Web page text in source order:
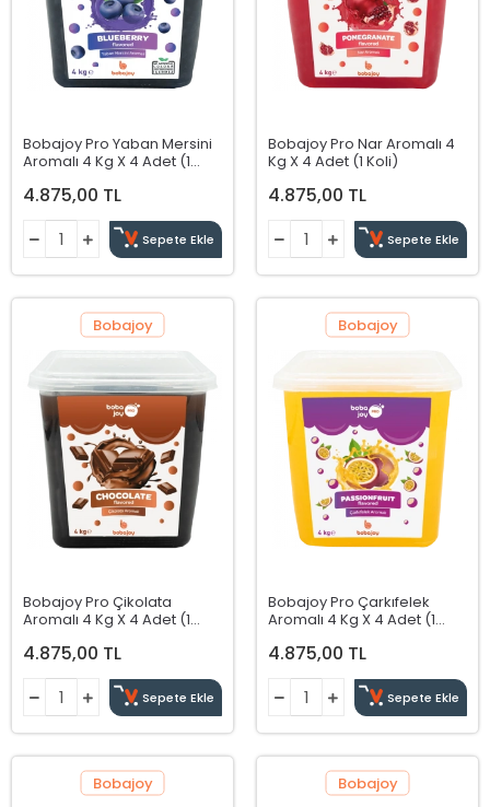
Bobajoy Pro Yaban Mersini
Aromalı 4 Kg X 4 Adet (1
4.875,00 TL
Sepete Ekle
Bobajoy Pro Nar Aromalı 4
Kg X 4 Adet (1 Koli)
4.875,00 TL
Sepete Ekle
Bobajoy Pro Çikolata
Aromalı 4 Kg X 4 Adet (1
Bobajoy
4.875,00 TL
Sepete Ekle
Bobajoy Pro Çarkıfelek
Aromalı 4 Kg X 4 Adet (1
Bobajoy
4.875,00 TL
Sepete Ekle
Bobajoy Bobajoy